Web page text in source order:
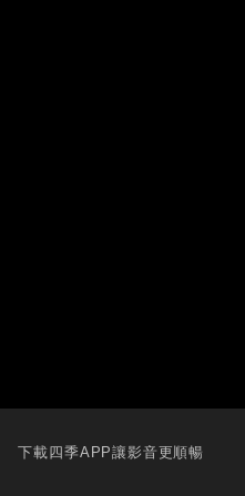
下載四季APP讓影音更順暢